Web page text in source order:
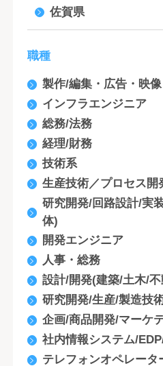
佐賀県
職種
製作/編集・広告・映
インフラエンジニア
総務/法務
経理/財務
技術系
生産技術／プロセス開
研究開発/回路設計/実
体)
開発エンジニア
人事・総務
設計/開発(建築/土木/
研究開発/生産/製造技
企画/商品開発/マーケ
社内情報システム/
テレフォンオペレータ